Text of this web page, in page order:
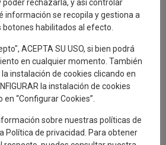
a la inauguración de
Évora a Ébora. Un viaje
de Ximena Maier.
ha asistido a la exposición de la
poder rechazarla, y así controlar
información se recopila y gestiona a
botones habilitados al efecto.
ACEPTA SU USO, si bien podrá
en cualquier momento. También
la instalación de cookies clicando en
la instalación de cookies
en “Configurar Cookies”.
sobre nuestras políticas de
Política de privacidad
. Para obtener